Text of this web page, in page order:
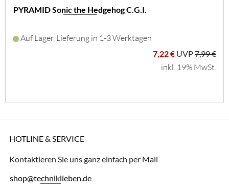
PYRAMID Sonic the Hedgehog C.G.I.
Auf Lager, Lieferung in 1-3 Werktagen
7,22 € UVP7,99 €
inkl. 19% MwSt.
HOTLINE & SERVICE
Kontaktieren Sie uns ganz einfach per Mail
shop@techniklieben.de